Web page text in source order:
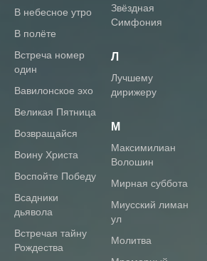
В небесное утро
В полёте
Встреча номер
один
Вавилонское эхо
Великая Пятница
Возвращайся
Воину Христа
Воспойте Победу
Всадники
дьявола
Встречая тайну
Рождества
Звёздная
Симфония
Л
Лучшему
дирижеру
М
Максимилиан
Волошин
Мирная суббота
Миусский лиман
ул
Молитва